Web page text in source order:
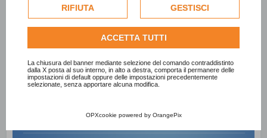
dell'utente e, se consentito, potrebbero essere utilizzati
per personalizzare gli annunci pubblicitari. Per ulteriori
informazioni su come Google utilizza i dati raccolti,
politica sulla privacy di Google
Consulta l'informativa cookie completa.
RIFIUTA GESTISCI
ACCETTA TUTTI
La chiusura del banner mediante selezione del comando contraddistinto
dalla X posta al suo interno, in alto a destra, comporta il permanere delle
impostazioni di default oppure delle impostazioni precedentemente
selezionate, senza apportare alcuna modifica.
OPXcookie powered by OrangePix